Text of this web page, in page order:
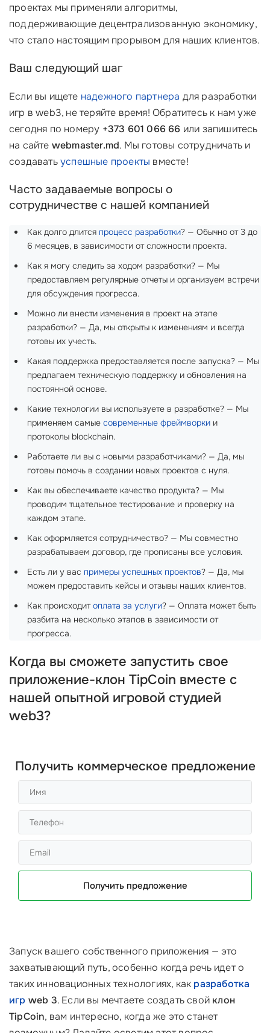
проектах мы применяли алгоритмы,
поддерживающие децентрализованную экономику,
что стало настоящим прорывом для наших клиентов.
Ваш следующий шаг
Если вы ищете надежного партнера для разработки
игр в web3, не теряйте время! Обратитесь к нам уже
сегодня по номеру +373 601 066 66 или запишитесь
на сайте webmaster.md. Мы готовы сотрудничать и
создаватьуспешные проекты вместе!
Часто задаваемые вопросы о
сотрудничестве с нашей компанией
Как долго длится процесс разработки? — Обычно от 3 до
6 месяцев, в зависимости от сложности проекта.
Как я могу следить за ходом разработки? — Мы
предоставляем регулярные отчеты и организуем встречи
для обсуждения прогресса.
Можно ли внести изменения в проект на этапе
разработки? — Да, мы открыты к изменениям и всегда
готовы их учесть.
Какая поддержка предоставляется после запуска? — Мы
предлагаем техническую поддержку и обновления на
постоянной основе.
Какие технологии вы используете в разработке? — Мы
применяем самые современные фреймворки и
протоколы blockchain.
Работаете ли вы с новыми разработчиками? — Да, мы
готовы помочь в создании новых проектов с нуля.
Как вы обеспечиваете качество продукта? — Мы
проводим тщательное тестирование и проверку на
каждом этапе.
Как оформляется сотрудничество? — Мы совместно
разрабатываем договор, где прописаны все условия.
Есть ли у вас примеры успешных проектов? — Да, мы
можем предоставить кейсы и отзывы наших клиентов.
Как происходитоплата за услуги? — Оплата может быть
разбита на несколько этапов в зависимости от
прогресса.
Когда вы сможете запустить свое
приложение-клон TipCoin вместе с
нашей опытной игровой студией
web3?
Получить коммерческое предложение
Получить предложение
Запуск вашего собственного приложения — это
захватывающий путь, особенно когда речь идет о
таких инновационных технологиях, как разработка
игр web 3. Если вы мечтаете создать свой клон
TipCoin, вам интересно, когда же это станет